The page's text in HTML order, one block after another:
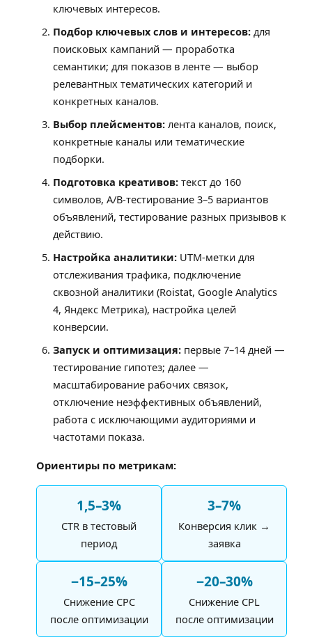
ключевых интересов.
Подбор ключевых слов и интересов: для
поисковых кампаний — проработка
семантики; для показов в ленте — выбор
релевантных тематических категорий и
конкретных каналов.
Выбор плейсментов: лента каналов, поиск,
конкретные каналы или тематические
подборки.
Подготовка креативов: текст до 160
символов, A/B-тестирование 3–5 вариантов
объявлений, тестирование разных призывов к
действию.
Настройка аналитики: UTM-метки для
отслеживания трафика, подключение
сквозной аналитики (Roistat, Google Analytics
4, Яндекс Метрика), настройка целей
конверсии.
Запуск и оптимизация: первые 7–14 дней —
тестирование гипотез; далее —
масштабирование рабочих связок,
отключение неэффективных объявлений,
работа с исключающими аудиториями и
частотами показа.
Ориентиры по метрикам:
1,5–3%
CTR в тестовый
период
3–7%
Конверсия клик →
заявка
−15–25%
Снижение CPC
после оптимизации
−20–30%
Снижение CPL
после оптимизации